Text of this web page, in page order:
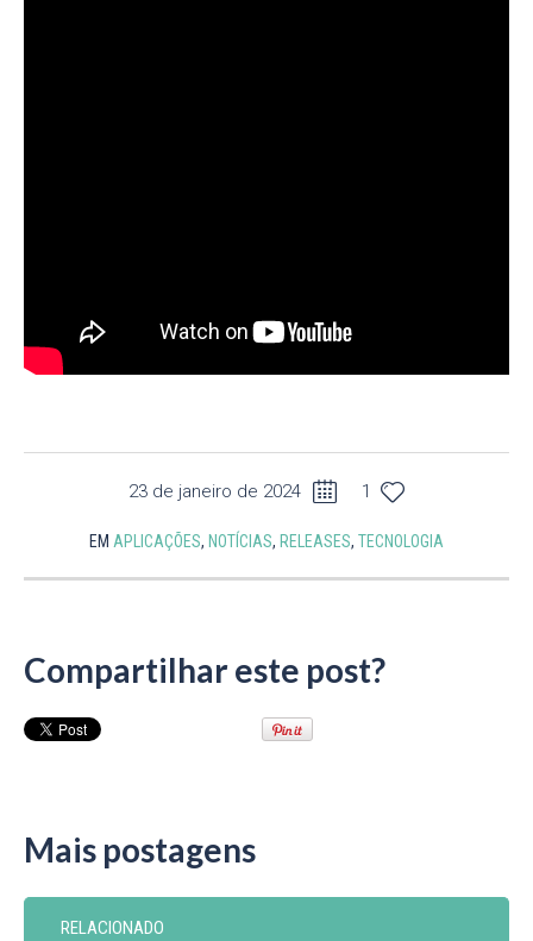
23 de janeiro de 2024 1
EM APLICAÇÕES, NOTÍCIAS, RELEASES, TECNOLOGIA
Compartilhar este post?
Mais postagens
RELACIONADO